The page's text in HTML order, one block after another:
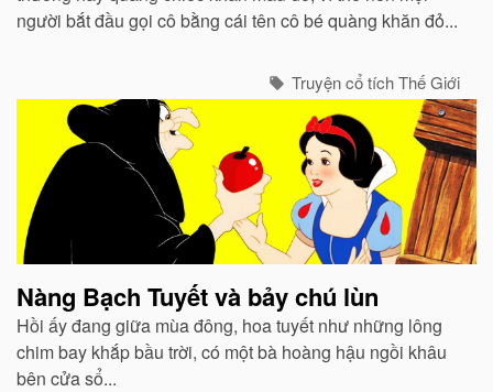
người bắt đầu gọi cô bằng cái tên cô bé quàng khăn đỏ...
Truyện cổ tích Thế Giới
Nàng Bạch Tuyết và bảy chú lùn
Hồi ấy đang giữa mùa đông, hoa tuyết như những lông
chim bay khắp bầu trời, có một bà hoàng hậu ngồi khâu
bên cửa sổ...